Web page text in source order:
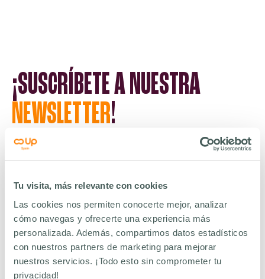
Tu visita, más relevante con cookies
Las cookies nos permiten conocerte mejor, analizar
cómo navegas y ofrecerte una experiencia más
personalizada. Además, compartimos datos estadísticos
con nuestros partners de marketing para mejorar
nuestros servicios. ¡Todo esto sin comprometer tu
privacidad!
¡SUSCRÍBETE A NUESTRA
NEWSLETTER!
empleados.
LEGITIMACIÓN
: Ejecución de un contrato. Consentimiento del interesado.
Cumplimiento legal. Interés legítimo de la Entidad.DESTINATARIOS
informático. Todos ellos en UE.DERECHOS: acceso, rectificación, supresión, limitación,
PROCEDENCIA
: Parte de su información será suministrada por
su empresa.INFORMACIÓN ADICIONAL: Más información.